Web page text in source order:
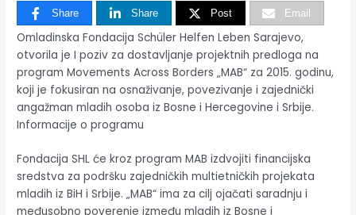
Share Share Post Email
Omladinska Fondacija Schüler Helfen Leben Sarajevo,
otvorila je I poziv za dostavljanje projektnih predloga na
program Movements Across Borders „MAB“ za 2015. godinu,
koji je fokusiran na osnaživanje, povezivanje i zajednički
angažman mladih osoba iz Bosne i Hercegovine i Srbije.
Informacije o programu
Fondacija SHL će kroz program MAB izdvojiti financijska
sredstva za podršku zajedničkih multietničkih projekata
mladih iz BiH i Srbije. „MAB“ ima za cilj ojačati saradnju i
međusobno poverenje između mladih iz Bosne i